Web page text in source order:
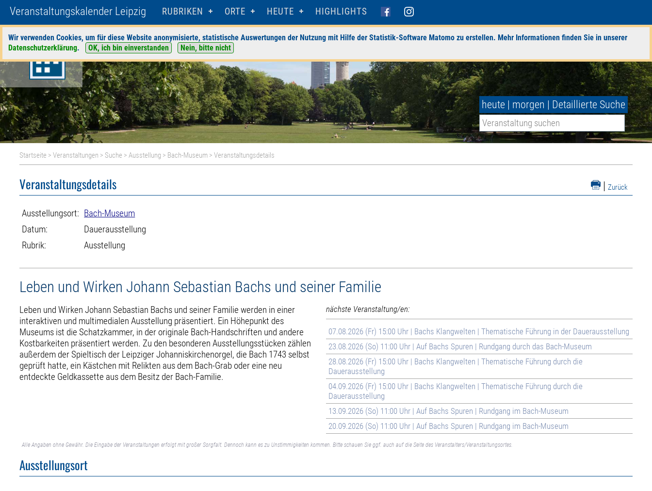
Veranstaltungskalender Leipzig RUBRIKEN ORTE HEUTE HIGHLIGHTS
Wir verwenden Cookies, um für diese Website anonymisierte, statistische Auswertungen der Nutzung mit Hilfe der Statistik-Software Matomo zu erstellen. Mehr Informationen finden Sie in unserer
Datenschutzerklärung. OK, ich bin einverstanden Nein, bitte nicht
heute | morgen | Detaillierte Suche
Startseite >Veranstaltungen > Suche >Ausstellung > Bach-Museum > Veranstaltungsdetails
| Zurück
Veranstaltungsdetails
Ausstellungsort: Bach-Museum
Datum:
Dauerausstellung
Rubrik:
Ausstellung
Leben und Wirken Johann Sebastian Bachs und seiner Familie
Leben und Wirken Johann Sebastian Bachs und seiner Familie werden in einer
interaktiven und multimedialen Ausstellung präsentiert. Ein Höhepunkt des
Museums ist die Schatzkammer, in der originale Bach-Handschriften und andere
Kostbarkeiten präsentiert werden. Zu den besonderen Ausstellungsstücken zählen
außerdem der Spieltisch der Leipziger Johanniskirchenorgel, die Bach 1743 selbst
geprüft hatte, ein Kästchen mit Relikten aus dem Bach-Grab oder eine neu
entdeckte Geldkassette aus dem Besitz der Bach-Familie.
nächste Veranstaltung/en:
07.08.2026 (Fr) 15:00 Uhr | Bachs Klangwelten | Thematische Führung in der Dauerausstellung
23.08.2026 (So) 11:00 Uhr | Auf Bachs Spuren | Rundgang durch das Bach-Museum
28.08.2026 (Fr) 15:00 Uhr | Bachs Klangwelten | Thematische Führung durch die
Dauerausstellung
04.09.2026 (Fr) 15:00 Uhr | Bachs Klangwelten | Thematische Führung durch die
Dauerausstellung
13.09.2026 (So) 11:00 Uhr | Auf Bachs Spuren | Rundgang im Bach-Museum
20.09.2026 (So) 11:00 Uhr | Auf Bachs Spuren | Rundgang im Bach-Museum
Alle Angaben ohne Gewähr. Die Eingabe der Veranstaltungen erfolgt mit großer Sorgfalt. Dennoch kann es zu Unstimmigkeiten kommen. Bitte schauen Sie ggf. auch auf die Seite des Veranstalters/Veranstaltungsortes.
Ausstellungsort